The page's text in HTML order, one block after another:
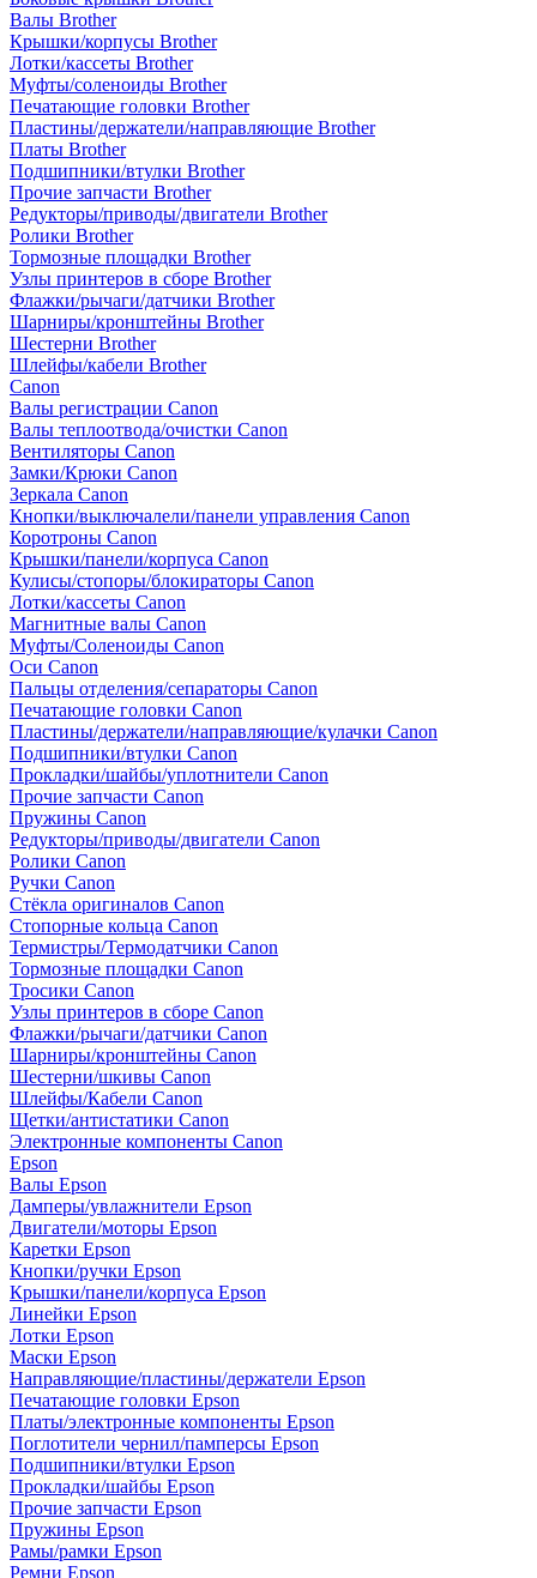
Валы Brother
Крышки/корпусы Brother
Лотки/кассеты Brother
Муфты/соленоиды Brother
Печатающие головки Brother
Пластины/держатели/направляющие Brother
Платы Brother
Подшипники/втулки Brother
Прочие запчасти Brother
Редукторы/приводы/двигатели Brother
Ролики Brother
Тормозные площадки Brother
Узлы принтеров в сборе Brother
Флажки/рычаги/датчики Brother
Шарниры/кронштейны Brother
Шестерни Brother
Шлейфы/кабели Brother
Canon
Валы регистрации Canon
Валы теплоотвода/очистки Canon
Вентиляторы Canon
Замки/Крюки Canon
Зеркала Canon
Кнопки/выключалели/панели управления Canon
Коротроны Canon
Крышки/панели/корпуса Canon
Кулисы/стопоры/блокираторы Canon
Лотки/кассеты Canon
Магнитные валы Canon
Муфты/Соленоиды Canon
Оси Canon
Пальцы отделения/сепараторы Canon
Печатающие головки Canon
Пластины/держатели/направляющие/кулачки Canon
Подшипники/втулки Canon
Прокладки/шайбы/уплотнители Canon
Прочие запчасти Canon
Пружины Canon
Редукторы/приводы/двигатели Canon
Ролики Canon
Ручки Canon
Стёкла оригиналов Canon
Стопорные кольца Canon
Термистры/Термодатчики Canon
Тормозные площадки Canon
Тросики Canon
Узлы принтеров в сборе Canon
Флажки/рычаги/датчики Canon
Шарниры/кронштейны Canon
Шестерни/шкивы Canon
Шлейфы/Кабели Canon
Щетки/антистатики Canon
Электронные компоненты Canon
Epson
Валы Epson
Дамперы/увлажнители Epson
Двигатели/моторы Epson
Каретки Epson
Кнопки/ручки Epson
Крышки/панели/корпуса Epson
Линейки Epson
Лотки Epson
Маски Epson
Направляющие/пластины/держатели Epson
Печатающие головки Epson
Платы/электронные компоненты Epson
Поглотители чернил/памперсы Epson
Подшипники/втулки Epson
Прокладки/шайбы Epson
Прочие запчасти Epson
Пружины Epson
Рамы/рамки Epson
Ремни Epson